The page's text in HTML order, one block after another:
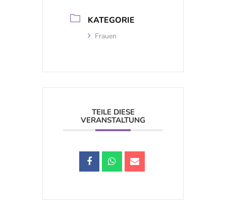
KATEGORIE
Frauen
TEILE DIESE
VERANSTALTUNG